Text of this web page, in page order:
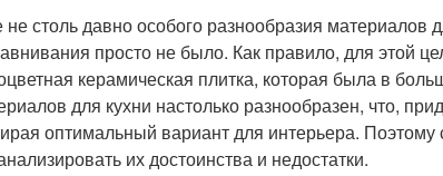
столь давно особого разнообразия
просто не было. Как правило, для этой
керамическая плитка, которая была в
для кухни настолько разнообразен, что,
оптимальный вариант для интерьера. Поэтому
их достоинства и недостатки.